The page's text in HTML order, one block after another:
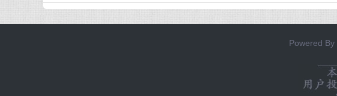
Powered By